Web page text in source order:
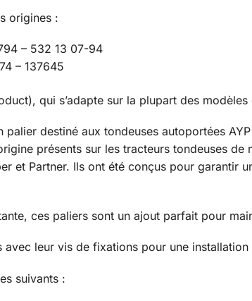
origines :
– 532 13 07-94
– 137645
qui s’adapte sur la plupart des
palier destiné aux tondeuses autoportées
présents sur les tracteurs tondeuses
et Partner. Ils ont été conçus pour garantir
ces paliers sont un ajout parfait pour
avec leur vis de fixations pour une installation
suivants :